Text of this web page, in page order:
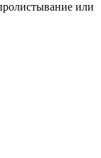
или